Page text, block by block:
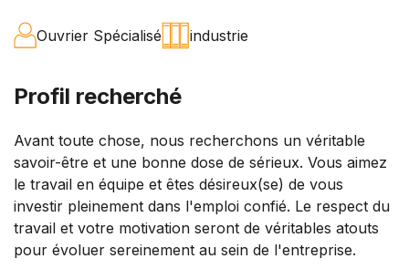
Ouvrier Spécialisé industrie
Profil recherché
Avant toute chose, nous recherchons un véritable
savoir-être et une bonne dose de sérieux. Vous aimez
le travail en équipe et êtes désireux(se) de vous
investir pleinement dans l'emploi confié. Le respect du
travail et votre motivation seront de véritables atouts
pour évoluer sereinement au sein de l'entreprise.